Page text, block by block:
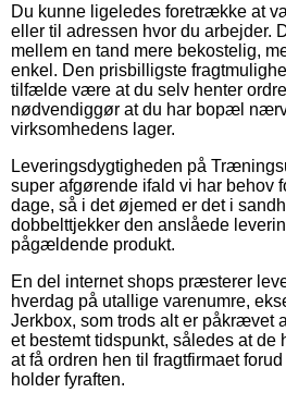
Du kunne ligeledes foretrække at
eller til adressen hvor du arbejder.
mellem en tand mere bekostelig,
enkel. Den prisbilligste
tilfælde være at du selv henter
nødvendiggør at du har bopæl
virksomhedens lager.
Leveringsdygtigheden på
super afgørende ifald vi har behov
dage, så i det øjemed er det i
dobbelttjekker den anslåede
pågældende produkt.
En del internet shops præsterer
hverdag på utallige varenumre,
Jerkbox, som trods alt er påkrævet
et bestemt tidspunkt, således at de
at få ordren hen til fragtfirmaet
holder fyraften.